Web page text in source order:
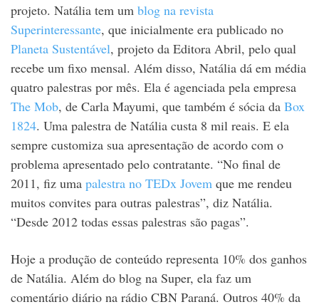
projeto. Natália tem um blog na revista
Superinteressante, que inicialmente era publicado no
Planeta Sustentável, projeto da Editora Abril, pelo qual
recebe um fixo mensal. Além disso, Natália dá em média
quatro palestras por mês. Ela é agenciada pela empresa
The Mob, de Carla Mayumi, que também é sócia da Box
1824. Uma palestra de Natália custa 8 mil reais. E ela
sempre customiza sua apresentação de acordo com o
problema apresentado pelo contratante. “No final de
2011, fiz uma palestra no TEDx Jovem que me rendeu
muitos convites para outras palestras”, diz Natália.
“Desde 2012 todas essas palestras são pagas”.
Hoje a produção de conteúdo representa 10% dos ganhos
de Natália. Além do blog na Super, ela faz um
comentário diário na rádio CBN Paraná. Outros 40% da